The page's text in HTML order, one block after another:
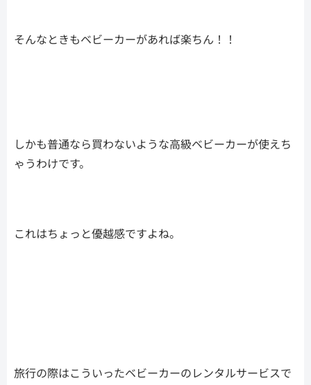
そんなときもベビーカーがあれば楽ちん！！
しかも普通なら買わないような高級ベビーカーが使えち
ゃうわけです。
これはちょっと優越感ですよね。
旅行の際はこういったベビーカーのレンタルサービスで